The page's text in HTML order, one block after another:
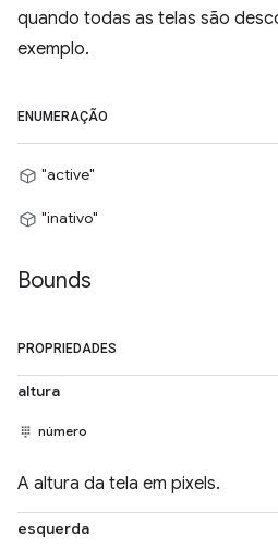
quando todas as telas são
exemplo.
ENUMERAÇÃO
"active"
"inativo"
Bounds
PROPRIEDADES
altura
número
A altura da tela em pixels.
esquerda